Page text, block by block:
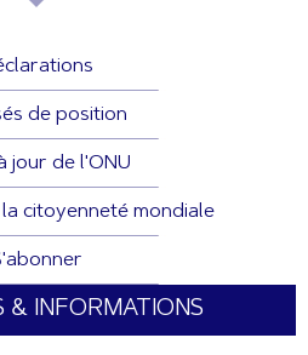
de position
jour de l'ONU
citoyenneté mondiale
& INFORMATIONS